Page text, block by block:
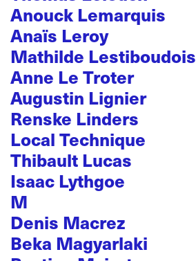
Anouck Lemarquis
Anaïs Leroy
Mathilde Lestiboudois
Anne Le Troter
Augustin Lignier
Renske Linders
Local Technique
Thibault Lucas
Isaac Lythgoe
M
Denis Macrez
Beka Magyarlaki